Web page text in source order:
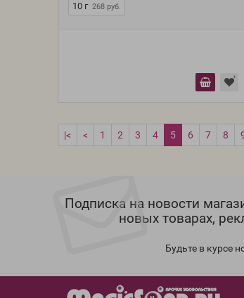
10 г 268 руб.
|< < 1 2 3 4 5 6 7 8
Подписка на новости
новых товарах,
Будьте в курсе